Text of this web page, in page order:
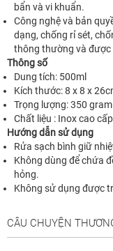
bẩn và vi khuẩn.
Công nghệ và bản
dạng, chống rỉ sét,
thông thường và được
Thông số
Dung tích: 500ml
Kích thước: 8 x 8 x
Trọng lượng: 350 gram
Chất liệu : Inox cao cấp
Hướng dẫn sử dụng
Rửa sạch bình giữ
Không dùng để chứa
hỏng.
Không sử dụng được
CÂU CHUYỆN